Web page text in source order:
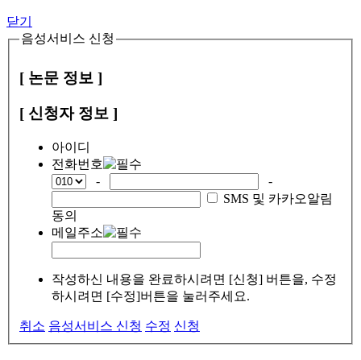
닫기
음성서비스 신청
[ 논문 정보 ]
[ 신청자 정보 ]
아이디
전화번호
-
-
SMS 및 카카오알림
동의
메일주소
작성하신 내용을 완료하시려면 [신청] 버튼을, 수정
하시려면 [수정]버튼을 눌러주세요.
취소 음성서비스 신청 수정 신청